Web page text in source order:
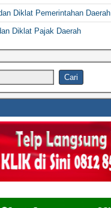
Diklat Pemerintahan Daerah
Diklat Pajak Daerah